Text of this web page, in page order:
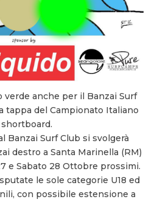
verde anche per il Banzai Surf
tappa del Campionato Italiano
Banzai Surf Club si svolgerà
destro a Santa Marinella (RM)
e Sabato 28 Ottobre prossimi.
le sole categorie U18 ed
con possibile estensione a